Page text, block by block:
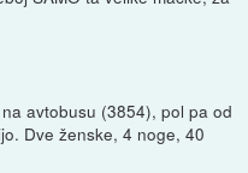
avtobusu (3854), pol pa od
Dve ženske, 4 noge, 40